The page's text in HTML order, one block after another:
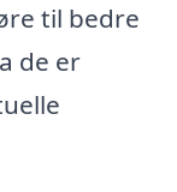
til bedre
de er